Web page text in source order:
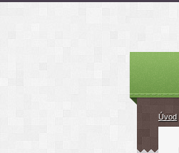
Úvod